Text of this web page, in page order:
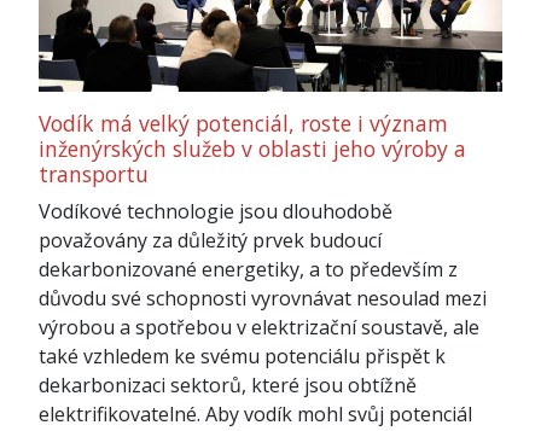
Vodík má velký potenciál, roste i význam
inženýrských služeb v oblasti jeho výroby a
transportu
Vodíkové technologie jsou dlouhodobě
považovány za důležitý prvek budoucí
dekarbonizované energetiky, a to především z
důvodu své schopnosti vyrovnávat nesoulad mezi
výrobou a spotřebou v elektrizační soustavě, ale
také vzhledem ke svému potenciálu přispět k
dekarbonizaci sektorů, které jsou obtížně
elektrifikovatelné. Aby vodík mohl svůj potenciál